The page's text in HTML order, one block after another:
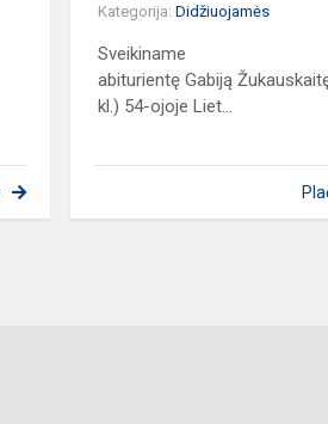
Kategorija:Didžiuojamės
Sveikiname
abiturientę Gabiją
kl.) 54-ojoje Liet...